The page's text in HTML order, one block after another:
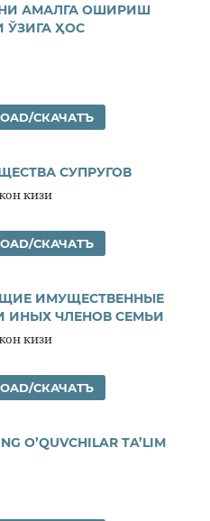
АМАЛГА ОШИРИШ
ҲОС
СКАЧАТЪ
СУПРУГОВ
кизи
СКАЧАТЪ
ИМУЩЕСТВЕННЫЕ
ИНЫХ ЧЛЕНОВ СЕМЬИ
кизи
СКАЧАТЪ
O’QUVCHILAR TA’LIM